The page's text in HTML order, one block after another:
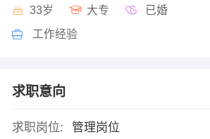
33岁 大专 已婚
工作经验
求职意向
求职岗位:
管理岗位